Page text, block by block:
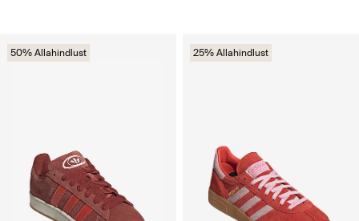
50% Allahindlust 25% Allahindlust